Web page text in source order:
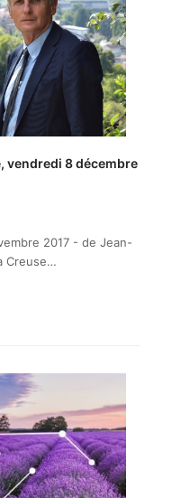
vendredi 8 décembre
2017 - de Jean-
Creuse…